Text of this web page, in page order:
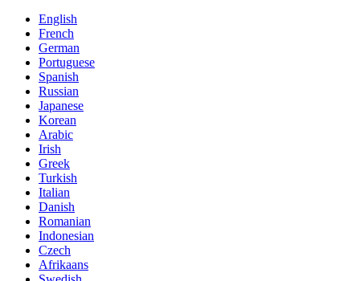
English
French
German
Portuguese
Spanish
Russian
Japanese
Korean
Arabic
Irish
Greek
Turkish
Italian
Danish
Romanian
Indonesian
Czech
Afrikaans